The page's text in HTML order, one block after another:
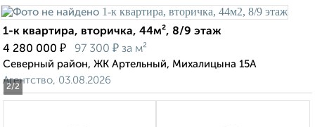
2/2
1-к квартира, вторичка, 44м², 8/9 этаж
4 280 000 ₽ 97 300 ₽ за м²
Северный район, ЖК Артельный, Михалицына 15А
Агентство, 03.08.2026